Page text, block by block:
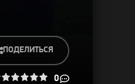
ПОДЕЛИТЬСЯ
0